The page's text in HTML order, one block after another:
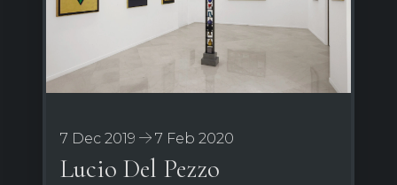
7 Dec 2019 7 Feb 2020
Lucio Del Pezzo